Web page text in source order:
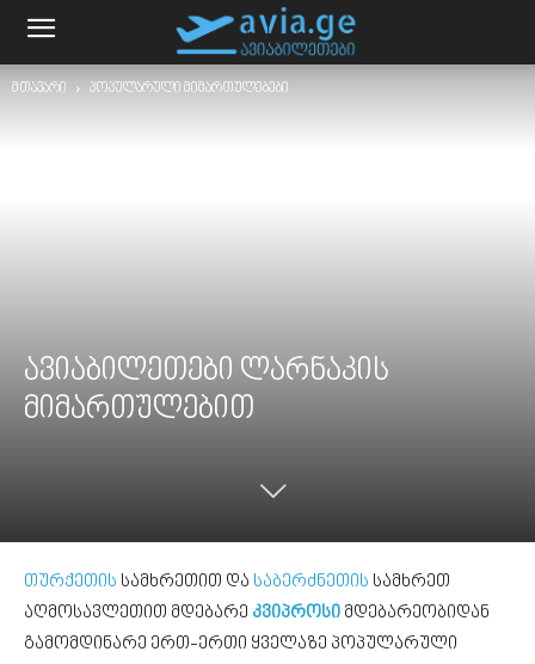
მთავარი პოპულარული მიმართულებები
ავიაბილეთები ლარნაკის
მიმართულებით
თურქეთის სამხრეთით და საბერძნეთის სამხრეთ
აღმოსავლეთით მდებარე კვიპროსი მდებარეობიდან
გამომდინარე ერთ-ერთი ყველაზე პოპულარული